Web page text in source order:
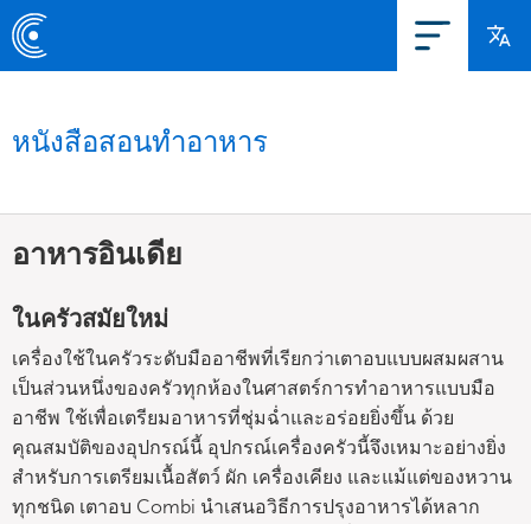
หนังสือสอนทำอาหาร
อาหารอินเดีย
ในครัวสมัยใหม่
เครื่องใช้ในครัวระดับมืออาชีพที่เรียกว่าเตาอบแบบผสมผสาน
เป็นส่วนหนึ่งของครัวทุกห้องในศาสตร์การทำอาหารแบบมือ
อาชีพ ใช้เพื่อเตรียมอาหารที่ชุ่มฉ่ำและอร่อยยิ่งขึ้น ด้วย
คุณสมบัติของอุปกรณ์นี้ อุปกรณ์เครื่องครัวนี้จึงเหมาะอย่างยิ่ง
สำหรับการเตรียมเนื้อสัตว์ ผัก เครื่องเคียง และแม้แต่ของหวาน
ทุกชนิด เตาอบ Combi นำเสนอวิธีการปรุงอาหารได้หลาก